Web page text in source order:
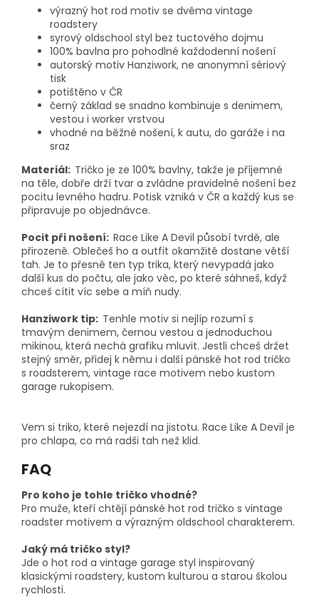
výrazný hot rod motiv se dvěma vintage
roadstery
syrový oldschool styl bez tuctového dojmu
100% bavlna pro pohodlné každodenní nošení
autorský motiv Hanziwork, ne anonymní sériový
tisk
potištěno v ČR
černý základ se snadno kombinuje s denimem,
vestou i worker vrstvou
vhodné na běžné nošení, k autu, do garáže i na
sraz
Materiál: Tričko je ze 100% bavlny, takže je příjemné
na těle, dobře drží tvar a zvládne pravidelné nošení bez
pocitu levného hadru. Potisk vzniká v ČR a každý kus se
připravuje po objednávce.
Pocit při nošení: Race Like A Devil působí tvrdě, ale
přirozeně. Oblečeš ho a outfit okamžitě dostane větší
tah. Je to přesně ten typ trika, který nevypadá jako
další kus do počtu, ale jako věc, po které sáhneš, když
chceš cítit víc sebe a míň nudy.
Hanziwork tip: Tenhle motiv si nejlíp rozumí s
tmavým denimem, černou vestou a jednoduchou
mikinou, která nechá grafiku mluvit. Jestli chceš držet
stejný směr, přidej k němu i další pánské hot rod tričko
s roadsterem, vintage race motivem nebo kustom
garage rukopisem.
Vem si triko, které nejezdí na jistotu. Race Like A Devil je
pro chlapa, co má radši tah než klid.
FAQ
Pro koho je tohle tričko vhodné?
Pro muže, kteří chtějí pánské hot rod tričko s vintage
roadster motivem a výrazným oldschool charakterem.
Jaký má tričko styl?
Jde o hot rod a vintage garage styl inspirovaný
klasickými roadstery, kustom kulturou a starou školou
rychlosti.